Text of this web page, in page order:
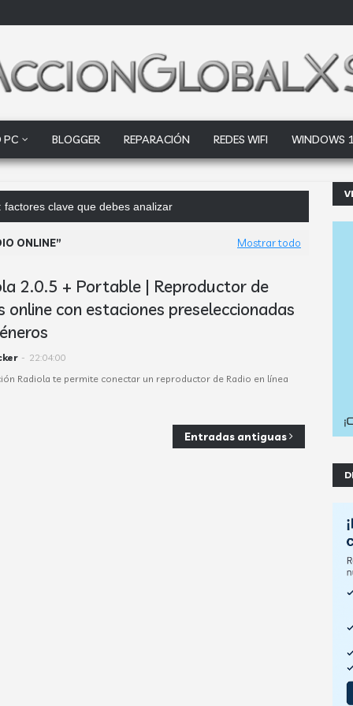
PC BLOGGER REPARACIÓN REDES WIFI WINDOWS
clave que debes analizar
ONLINE Mostrar todo
2.0.5 + Portable | Reproductor de
online con estaciones preseleccionadas
- 22:04:00
Radiola te permite conectar un reproductor de Radio en línea
Entradas antiguas